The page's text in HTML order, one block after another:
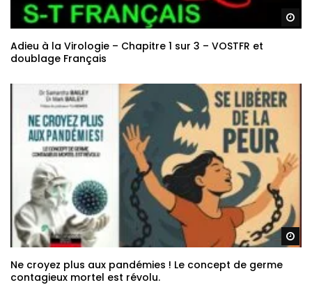
Adieu à la Virologie – Chapitre 1 sur 3 – VOSTFR et
doublage Français
Ne croyez plus aux pandémies ! Le concept de germe
contagieux mortel est révolu.